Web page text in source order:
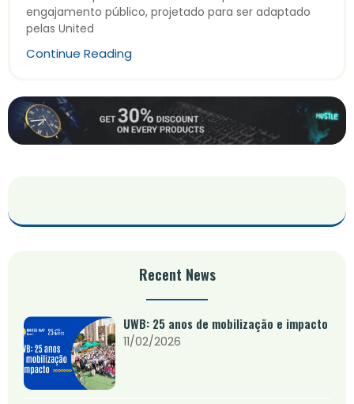
engajamento público, projetado para ser adaptado
pelas United
Continue Reading
Recent News
UWB: 25 anos de mobilização e impacto
11/02/2026